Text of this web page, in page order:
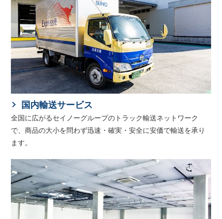
国内輸送サービス
全国に広がるセイノーグループのトラック輸送ネットワーク
で、商品の大小を問わず迅速・確実・安全に安価で輸送を承り
ます。